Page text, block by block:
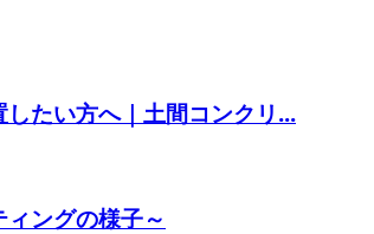
たい方へ｜土間コンクリ...
ングの様子～